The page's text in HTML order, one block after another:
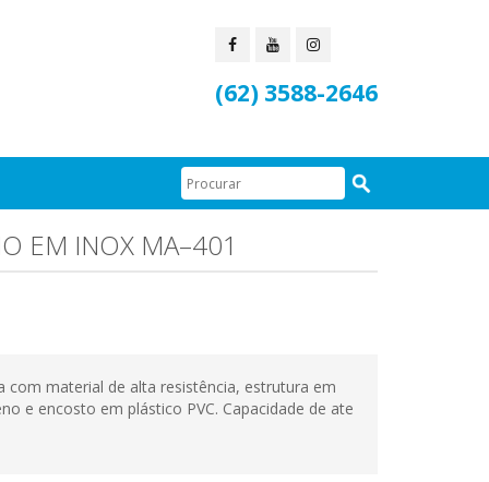
(62) 3588-2646
EM INOX MA–401
com material de alta resistência, estrutura em
e encosto em plástico PVC. Capacidade de ate